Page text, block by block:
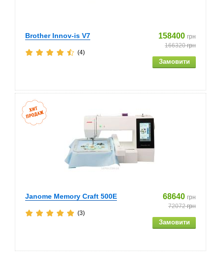
Brother Innov-is V7 158400 грн
166320грн
(4)
Janome Memory Craft 500E 68640 грн
72072грн
(3)